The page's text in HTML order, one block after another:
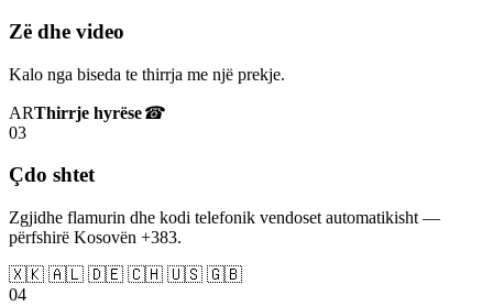
Zë dhe video
Kalo nga biseda te thirrja me një prekje.
ARThirrje hyrëse☎
03
Çdo shtet
Zgjidhe flamurin dhe kodi telefonik vendoset automatikisht —
përfshirë Kosovën +383.
🇽🇰 🇦🇱 🇩🇪 🇨🇭 🇺🇸 🇬🇧
04